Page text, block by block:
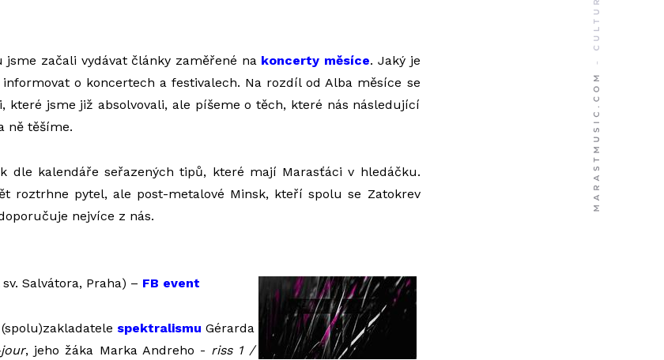
začali vydávat články zaměřené na koncerty měsíce. Jaký je
o koncertech a festivalech. Na rozdíl od Alba měsíce se
které jsme již absolvovali, ale píšeme o těch, které nás následující
ně těšíme.
dle kalendáře seřazených tipů, které mají Marasťáci v hledáčku.
roztrhne pytel, ale post-metalové Minsk, kteří spolu se Zatokrev
nejvíce z nás.
Salvátora, Praha) – FB event
spektralismu Gérarda
, jeho žáka Marka Andreho - riss 1 /